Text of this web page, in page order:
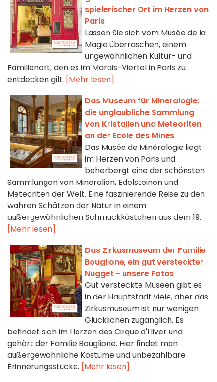
spielerischer Ort im Herzen von
Paris
Lassen Sie sich vom Musée de la
Magie überraschen, einem
ungewöhnlichen Kultur- und
Familienort, den es im Marais-Viertel in Paris zu
entdecken gilt. [Mehr lesen]
Das Museum für Mineralogie:
die unglaubliche Sammlung
von Kristallen und Meteoriten
an der Ecole des Mines
Das Musée de Minéralogie liegt
im Herzen von Paris und
beherbergt eine der schönsten
Sammlungen von Mineralien, Edelsteinen und
Meteoriten der Welt. Eine faszinierende Reise zu den
wahren Schätzen der Natur in einem
außergewöhnlichen Schmuckkästchen aus dem 19.
[Mehr lesen]
Das Zirkusmuseum der Familie
Bouglione, ein gut versteckter
Nugget - unsere Fotos
Gut versteckte Museen gibt es
in der Hauptstadt viele, aber das
Zirkusmuseum ist nur wenigen
Glücklichen zugänglich. Es
befindet sich im Herzen des Cirque d'Hiver und
gehört der Familie Bouglione. Hier findet man
außergewöhnliche Kostüme und unbezahlbare
Erinnerungsstücke. [Mehr lesen]